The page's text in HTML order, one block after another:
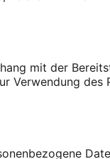
mit der
Verwendung des